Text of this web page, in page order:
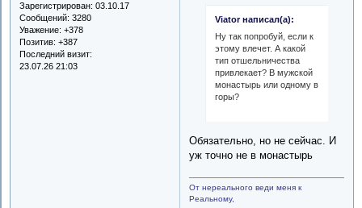
Зарегистрирован: 03.10.17
Сообщений: 3280
Уважение: +378
Позитив: +387
Последний визит:
23.07.26 21:03
Viator написал(а):
Ну так попробуй, если к
этому влечет. А какой
тип отшельничества
привлекает? В мужской
монастырь или одному в
горы?
Обязательно, но не сейчас. И
уж точно не в монастырь
От нереального веди меня к
Реальному,